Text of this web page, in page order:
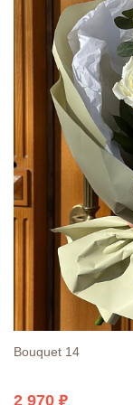
Bouquet 14
2 970